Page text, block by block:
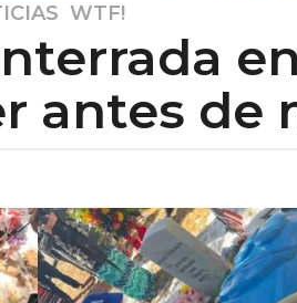
,WTF!
antes de